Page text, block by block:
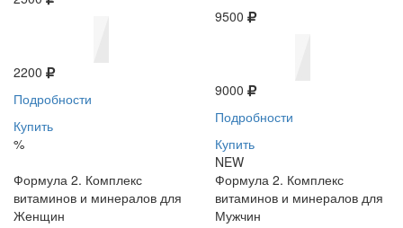
2200
Подробности
Купить
%
9500
9000
Подробности
Купить
NEW
Формула 2. Комплекс
витаминов и минералов для
Женщин
Формула 2. Комплекс
витаминов и минералов для
Мужчин